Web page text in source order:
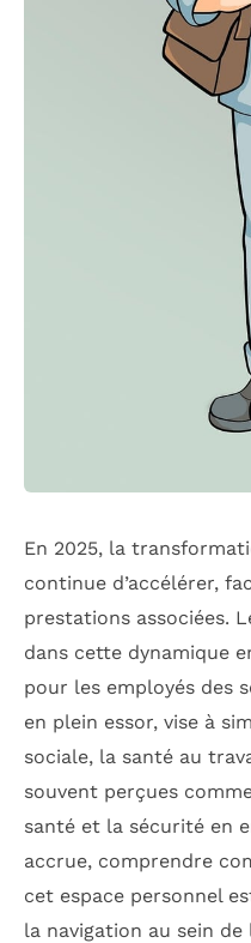
En 2025, la
continue d’accélérer,
prestations associées.
dans cette dynamique
pour les employés des
en plein essor, vise à
sociale, la santé au
souvent perçues
santé et la sécurité en
accrue, comprendre
cet espace personnel
la navigation au sein